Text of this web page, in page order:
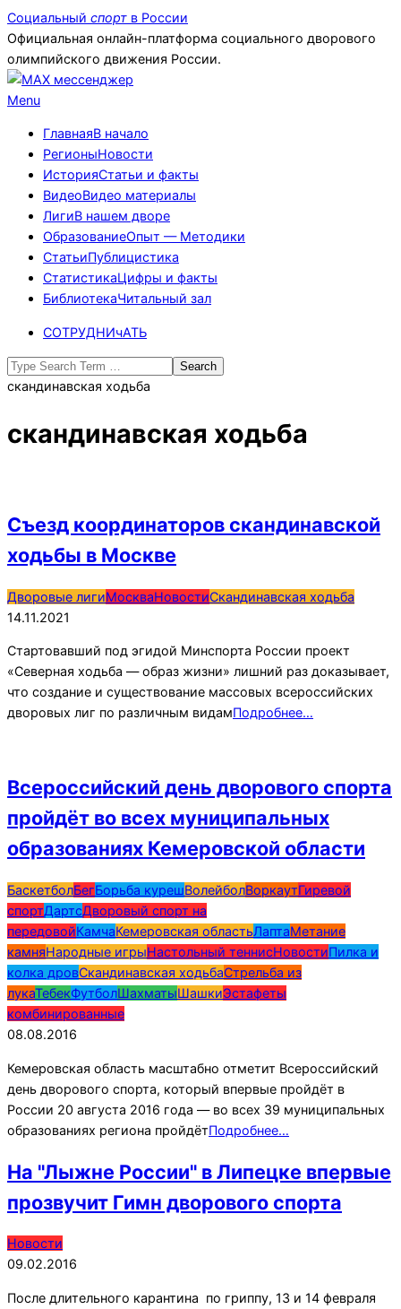
Skip
to
content
Социальный спорт в России
Официальная онлайн-платформа социального дворового
олимпийского движения России.
Primary
Menu
Menu
ГлавнаяВ начало
РегионыНовости
ИсторияСтатьи и факты
ВидеоВидео материалы
ЛигиВ нашем дворе
ОбразованиеОпыт — Методики
СтатьиПублицистика
СтатистикаЦифры и факты
БиблиотекаЧитальный зал
СОТРУДНИчАТЬ
Search
скандинавская ходьба
скандинавская ходьба
Съезд координаторов скандинавской
ходьбы в Москве
2021-
11-
Дворовые лигиМоскваНовостиСкандинавская ходьба
14.11.2021
Стартовавший под эгидой Минспорта России проект
«Северная ходьба — образ жизни» лишний раз доказывает,
что создание и существование массовых всероссийских
дворовых лиг по различным видамПодробнее…
Всероссийский день дворового спорта
пройдёт во всех муниципальных
образованиях Кемеровской области
2016-
08-
08
БаскетболБегБорьба курешВолейболВоркаутГиревой
спортДартсДворовый спорт на
передовойКамчаКемеровская областьЛаптаМетание
камняНародные игрыНастольный теннисНовостиПилка и
колка дровСкандинавская ходьбаСтрельба из
лукаТебекФутболШахматыШашкиЭстафеты
комбинированные
08.08.2016
Кемеровская область масштабно отметит Всероссийский
день дворового спорта, который впервые пройдёт в
России 20 августа 2016 года — во всех 39 муниципальных
образованиях региона пройдётПодробнее…
На "Лыжне России" в Липецке впервые
прозвучит Гимн дворового спорта
2016-
02-
Новости
09.02.2016
После длительного карантина по гриппу, 13 и 14 февраля